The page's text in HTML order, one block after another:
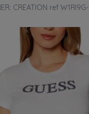
CREATION ref